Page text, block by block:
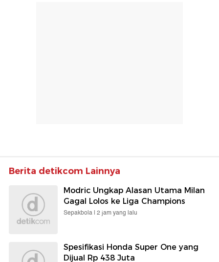
Berita detikcom Lainnya
Modric Ungkap Alasan Utama Milan
Gagal Lolos ke Liga Champions
Sepakbola | 2 jam yang lalu
Spesifikasi Honda Super One yang
Dijual Rp 438 Juta